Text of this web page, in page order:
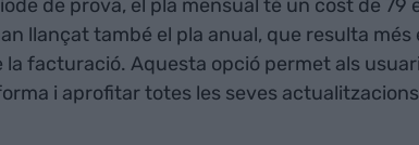
de prova, el pla mensual té un cost de 79
llançat també el pla anual, que resulta
la facturació. Aquesta opció permet als
i aprofitar totes les seves